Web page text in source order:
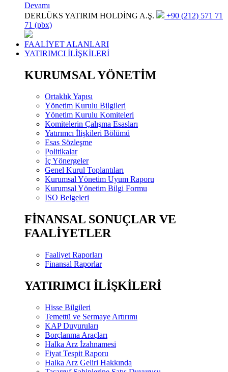
Devamı
DERLÜKS YATIRIM HOLDİNG A.Ş.
+90 (212) 571 71
71 (pbx)
FAALİYET ALANLARI
YATIRIMCI İLİŞKİLERİ
KURUMSAL YÖNETİM
Ortaklık Yapısı
Yönetim Kurulu Bilgileri
Yönetim Kurulu Komiteleri
Komitelerin Çalışma Esasları
Yatırımcı İlişkileri Bölümü
Esas Sözleşme
Politikalar
İç Yönergeler
Genel Kurul Toplantıları
Kurumsal Yönetim Uyum Raporu
Kurumsal Yönetim Bilgi Formu
ISO Belgeleri
FİNANSAL SONUÇLAR VE
FAALİYETLER
Faaliyet Raporları
Finansal Raporlar
YATIRIMCI İLİŞKİLERİ
Hisse Bilgileri
Temettü ve Sermaye Artırımı
KAP Duyuruları
Borçlanma Araçları
Halka Arz İzahnamesi
Fiyat Tespit Raporu
Halka Arz Geliri Hakkında